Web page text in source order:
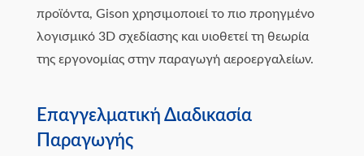
προϊόντα, Gison χρησιμοποιεί το πιο προηγμένο
λογισμικό 3D σχεδίασης και υιοθετεί τη θεωρία
της εργονομίας στην παραγωγή αεροεργαλείων.
Επαγγελματική Διαδικασία
Παραγωγής